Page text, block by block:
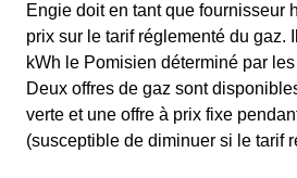
Engie doit en tant que fournisseur
prix sur le tarif réglementé du gaz.
kWh le Pomisien déterminé par
Deux offres de gaz sont
verte et une offre à prix fixe
(susceptible de diminuer si le tarif